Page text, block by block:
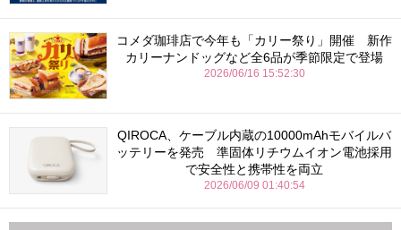
コメダ珈琲店で今年も「カリー祭り」開催 新作
カリーナンドッグなど全6品が季節限定で登場
2026/06/16 15:52:30
QIROCA、ケーブル内蔵の10000mAhモバイルバ
ッテリーを発売 準固体リチウムイオン電池採用
で安全性と携帯性を両立
2026/06/09 01:40:54